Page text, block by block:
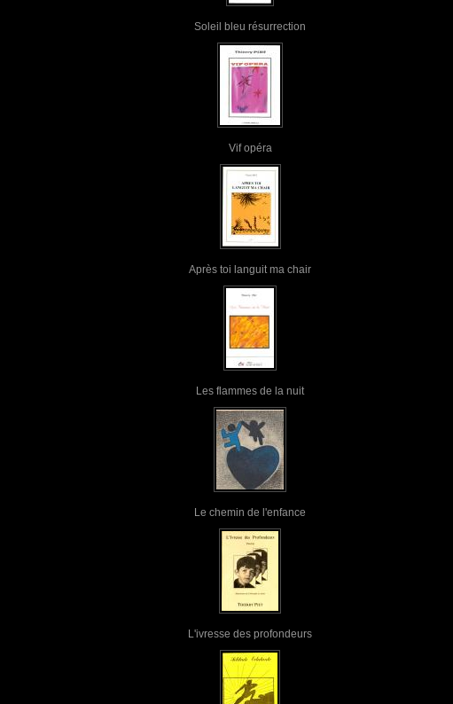
Soleil bleu résurrection
Vif opéra
Après toi languit ma chair
Les flammes de la nuit
Le chemin de l'enfance
L'ivresse des profondeurs